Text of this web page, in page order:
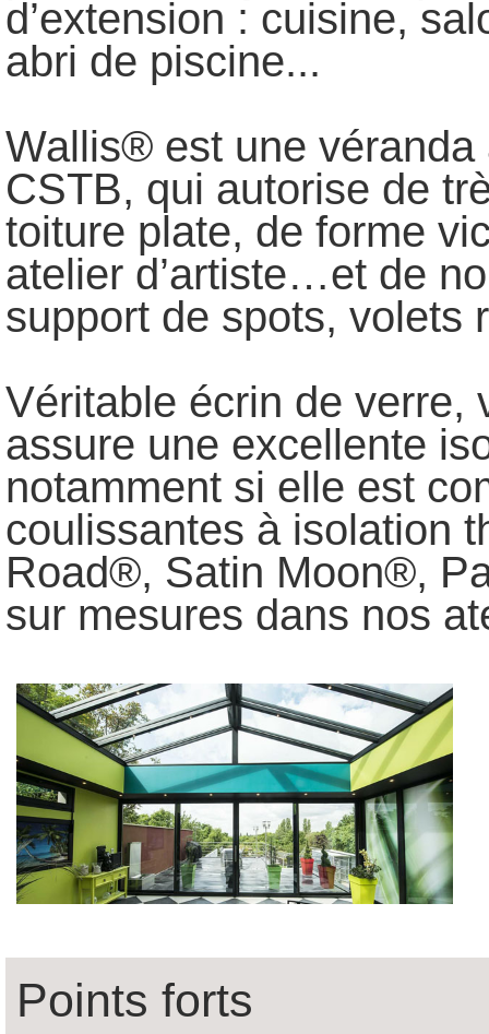
d’extension : cuisine,
abri de piscine...
Wallis® est une
CSTB, qui autorise de
toiture plate, de forme
atelier d’artiste…et de
support de spots,
Véritable écrin de verre,
assure une excellente
notamment si elle est
coulissantes à isolation
Road®, Satin Moon®,
sur mesures dans nos
Points forts